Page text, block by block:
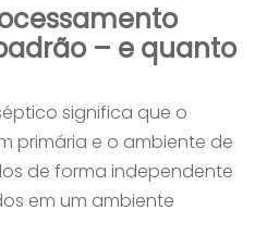
– e quanto
significa que o
primária e o ambiente de
de forma independente
em um ambiente